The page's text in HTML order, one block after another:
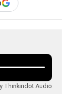
Thinkindot Audio